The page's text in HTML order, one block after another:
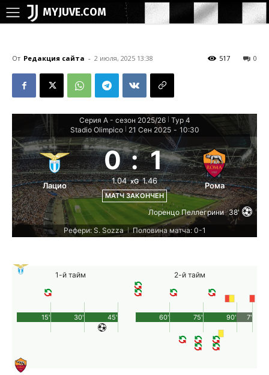
MYJUVE.COM
От Редакция сайта - 2 июля, 2025 13:38 0
517
Серия А - сезон 2025/26
Тур 4
Stadio Olimpico
21 Сен 2025 - 10:30
Лацио
0 : 1
1.04 xG 1.46
МАТЧ ЗАКОНЧЕН
Рома
Лоренцо Пеллегрини 38'
Рефери: S. Sozza | Половина матча: 0-1
1-й тайм
45'
15' 30'
2-й тайм
90'
60' 75' 7'